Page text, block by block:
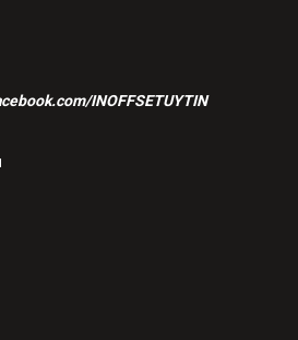
INOFFSETUYTIN